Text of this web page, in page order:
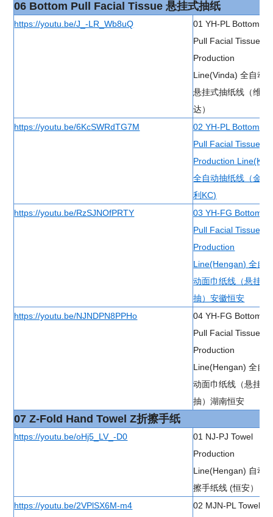
06 Bottom Pull Facial Tissue 悬挂式抽纸
https://youtu.be/J_-LR_Wb8uQ
01 YH-PL Bottom
Pull Facial Tissue
Production
Line(Vinda) 全自动
悬挂式抽纸线（维
达）
https://youtu.be/6KcSWRdTG7M
02 YH-PL Bottom
Pull Facial Tissue
Production Line(KC)
全自动抽纸线（金佰
利KC)
https://youtu.be/RzSJNOfPRTY
03 YH-FG Bottom
Pull Facial Tissue
Production
Line(Hengan) 全自
动面巾纸线（悬挂
抽）安徽恒安
https://youtu.be/NJNDPN8PPHo
04 YH-FG Bottom
Pull Facial Tissue
Production
Line(Hengan) 全自
动面巾纸线（悬挂
抽）湖南恒安
07 Z-Fold Hand Towel Z折擦手纸
https://youtu.be/oHj5_LV_-D0
01 NJ-PJ Towel
Production
Line(Hengan) 自动
擦手纸线 (恒安）
https://youtu.be/2VPlSX6M-m4
02 MJN-PL Towel